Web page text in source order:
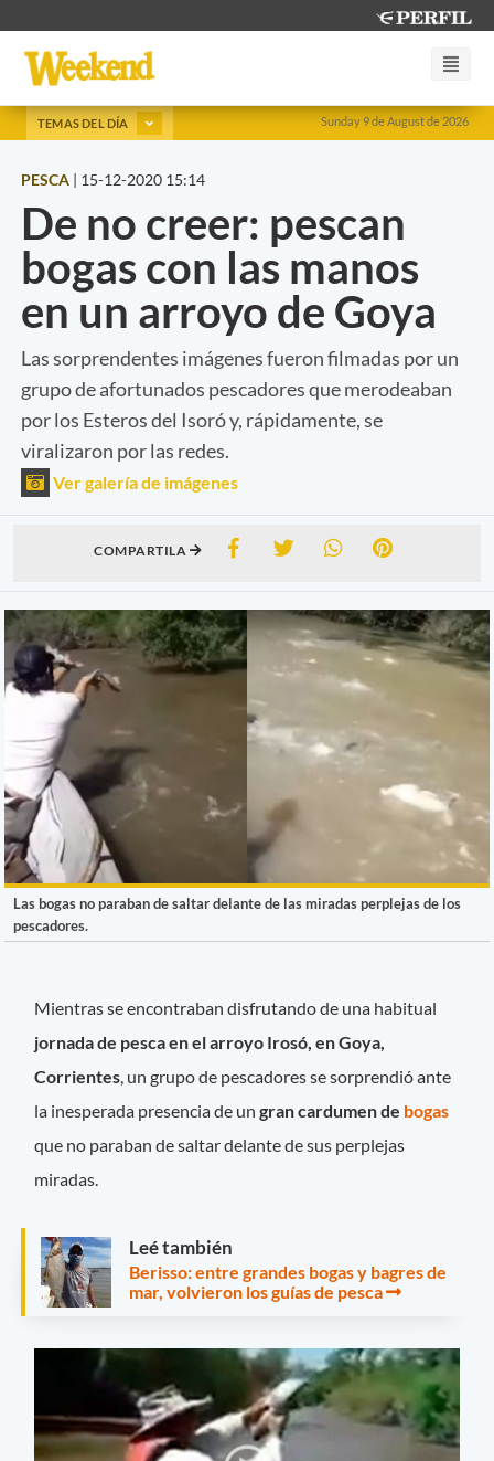
Sunday 9 de August de 2026
TEMAS DEL DÍA
PESCA | 15-12-2020 15:14
De no creer: pescan
bogas con las manos
en un arroyo de Goya
Las sorprendentes imágenes fueron filmadas por un
grupo de afortunados pescadores que merodeaban
por los Esteros del Isoró y, rápidamente, se
viralizaron por las redes.
Ver galería de imágenes
COMPARTILA
Las bogas no paraban de saltar delante de las miradas perplejas de los
pescadores.
Mientras se encontraban disfrutando de una habitual
jornada de pesca en el arroyo Irosó, en Goya,
Corrientes , un grupo de pescadores se sorprendió ante
la inesperada presencia de ungran cardumen de bogas
que no paraban de saltar delante de sus perplejas
miradas.
Leé también
Berisso: entre grandes bogas y bagres de
mar, volvieron los guías de pesca